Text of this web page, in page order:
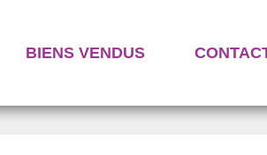
BIENS VENDUS